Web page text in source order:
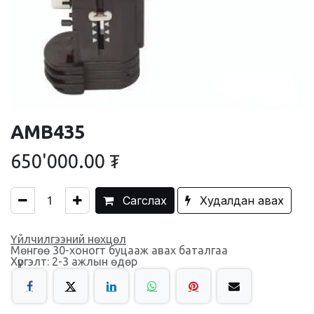
АМВ435
650'000.00 ₮
Сагслах Худалдан авах
Үйлчилгээний нөхцөл
Мөнгөө 30-хоногт буцааж авах баталгаа
Хүргэлт: 2-3 ажлын өдөр